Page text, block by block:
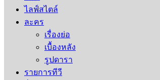
ไลฟ์สไตล์
ละคร
เรื่องย่อ
เบื้องหลัง
รูปดารา
รายการทีวี